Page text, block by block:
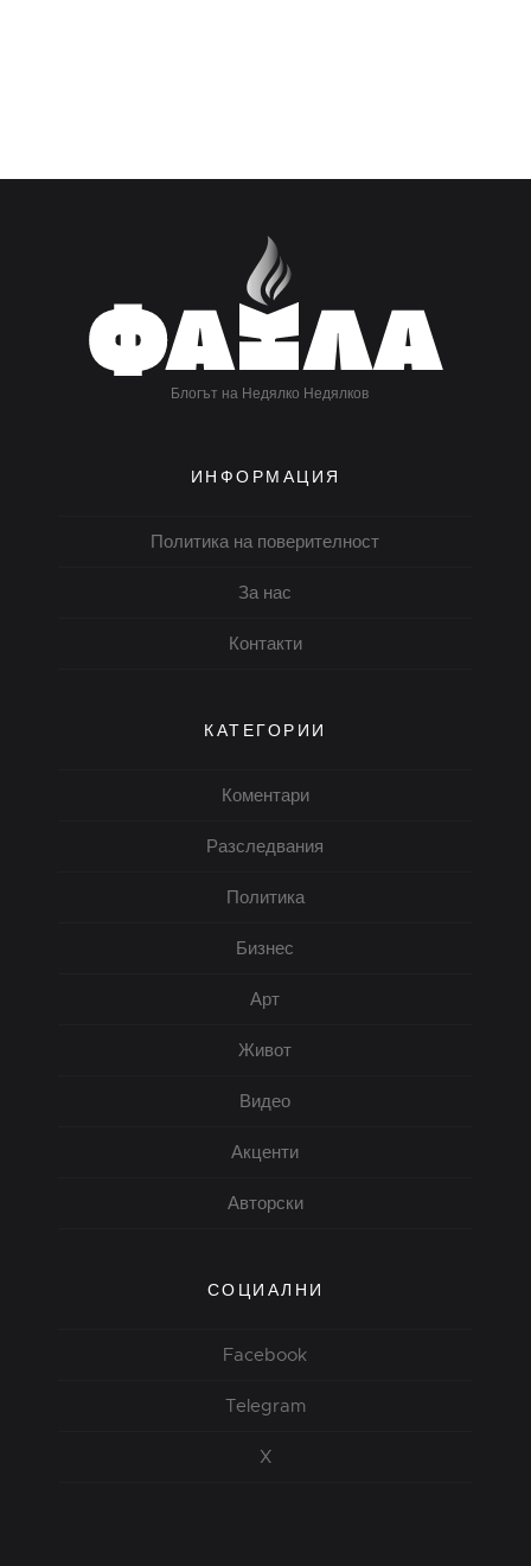
Блогът на Недялко Недялков
ИНФОРМАЦИЯ
Политика на поверителност
За нас
Контакти
КАТЕГОРИИ
Коментари
Разследвания
Политика
Бизнес
Арт
Живот
Видео
Акценти
Авторски
СОЦИАЛНИ
Facebook
Telegram
X